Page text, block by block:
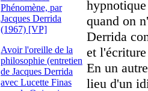
Phénomène, par
Jacques Derrida
(1967) [VP]
Avoir l'oreille de la
philosophie (entretien
de Jacques Derrida
avec Lucette Finas
quand on
Derrida
et
En un
lieu d'un